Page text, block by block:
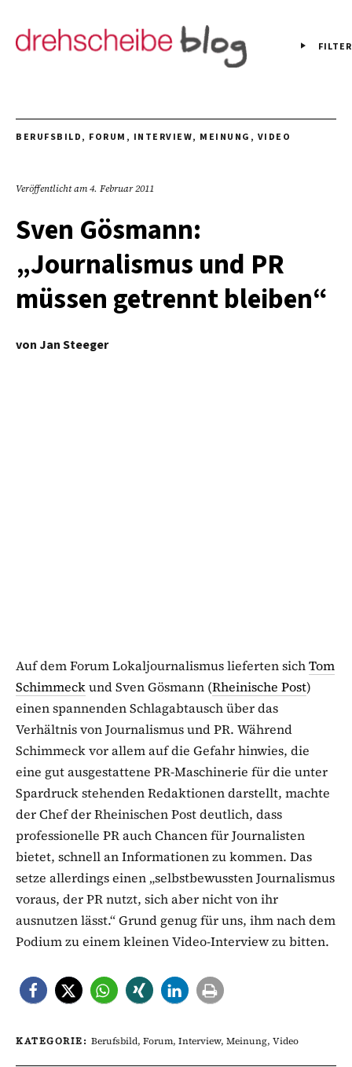
FILTER
BERUFSBILD, FORUM, INTERVIEW, MEINUNG, VIDEO
Veröffentlicht am4. Februar 2011
Sven Gösmann:
„Journalismus und PR
müssen getrennt bleiben“
von Jan Steeger
Auf dem Forum Lokaljournalismus lieferten sichTom
Schimmeckund Sven Gösmann (Rheinische Post)
einen spannenden Schlagabtausch über das
Verhältnis von Journalismus und PR. Während
Schimmeck vor allem auf die Gefahr hinwies, die
eine gut ausgestattene PR-Maschinerie für die unter
Spardruck stehenden Redaktionen darstellt, machte
der Chef der Rheinischen Post deutlich, dass
professionelle PR auch Chancen für Journalisten
bietet, schnell an Informationen zu kommen. Das
setze allerdings einen „selbstbewussten Journalismus
voraus, der PR nutzt, sich aber nicht von ihr
ausnutzen lässt.“ Grund genug für uns, ihm nach dem
Podium zu einem kleinen Video-Interview zu bitten.
KATEGORIE: Berufsbild, Forum, Interview, Meinung, Video